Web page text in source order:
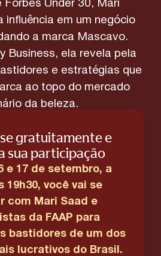
Forbes Under 30, Mari
influência em um negócio
a marca Mascavo.
Business, ela revela pela
e estratégias que
ao topo do mercado
da beleza.
gratuitamente e
sua participação
e 17 de setembro, a
19h30, você vai se
com Mari Saad e
da FAAP para
bastidores de um dos
lucrativos do Brasil.